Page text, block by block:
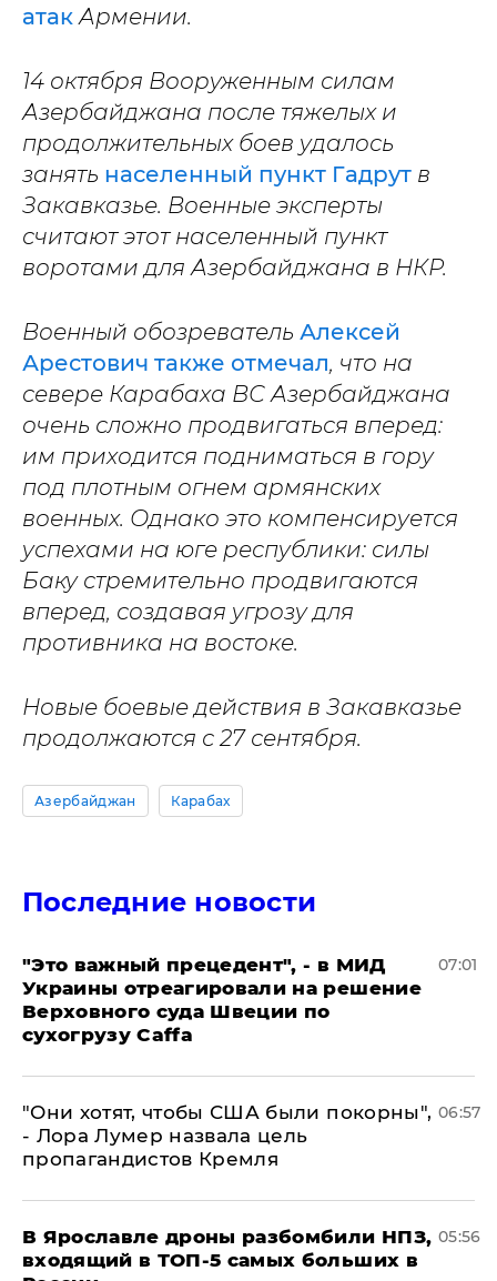
атак Армении.
14 октября Вооруженным силам
Азербайджана после тяжелых и
продолжительных боев удалось
занять населенный пункт Гадрут в
Закавказье. Военные эксперты
считают этот населенный пункт
воротами для Азербайджана в НКР.
Военный обозреватель Алексей
Арестович также отмечал, что на
севере Карабаха ВС Азербайджана
очень сложно продвигаться вперед:
им приходится подниматься в гору
под плотным огнем армянских
военных. Однако это компенсируется
успехами на юге республики: силы
Баку стремительно продвигаются
вперед, создавая угрозу для
противника на востоке.
Новые боевые действия в Закавказье
продолжаются с 27 сентября.
Азербайджан Карабах
Последние новости
"Это важный прецедент", - в МИД
Украины отреагировали на решение
Верховного суда Швеции по
сухогрузу Caffa
07:01
"Они хотят, чтобы США были покорны",
- Лора Лумер назвала цель
пропагандистов Кремля
06:57
В Ярославле дроны разбомбили НПЗ,
входящий в ТОП-5 самых больших в
05:56